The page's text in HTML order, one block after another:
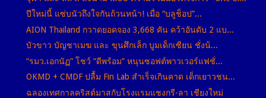
ปีใหม่นี้ แซ่บนัวถึงใจกันถ้วนหน้า! เมื่อ “บลูช็อป”...
AION Thailand กวาดยอดจอง 3,668 คัน คว้าอันดับ 2 แบ...
บัวขาว บัญชาเมฆ และ ขุนศึกเล็ก บูมเด็กเซียน ชั่งน้...
“รมว.เอกนัฏ” โชว์ “ดีพร้อม” หนุนซอฟต์พาวเวอร์แฟชั่...
OKMD + CMDF ปลื้ม Fin Lab สำเร็จเกินคาด เด็กเยาวชน...
ฉลองเทศกาลคริสต์มาสกับโรงแรมแชงกรี-ลา เชียงใหม่